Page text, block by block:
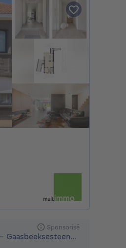
Sponsorisé
Maisons à Halle - Gaasbeeksesteenweg